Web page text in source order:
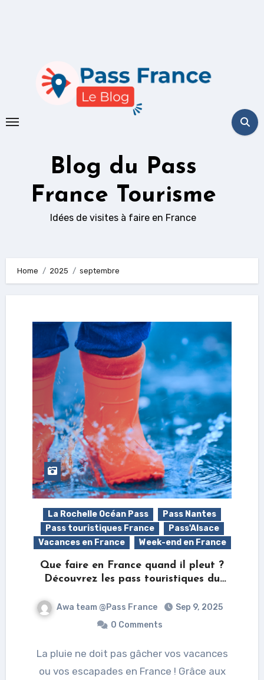
Blog du Pass
France Tourisme
Idées de visites à faire en France
Home 2025 septembre
La Rochelle Océan Pass
Pass Nantes
Pass touristiques France
Pass'Alsace
Vacances en France
Week-end en France
Que faire en France quand il pleut ?
Découvrez les pass touristiques du
Awa team @Pass France
Sep 9, 2025
0 Comments
La pluie ne doit pas gâcher vos vacances
ou vos escapades en France ! Grâce aux